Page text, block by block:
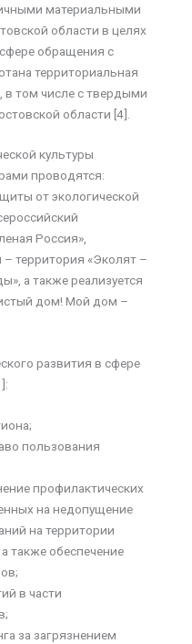
материальными
области в целях
обращения с
территориальная
в том числе с твердыми
области [4].
культуры
проводятся:
от экологической
Россия»,
– территория «Эколят –
а также реализуется
дом! Мой дом –
развития в сфере
пользования
профилактических
на недопущение
на территории
также обеспечение
в части
за загрязнением